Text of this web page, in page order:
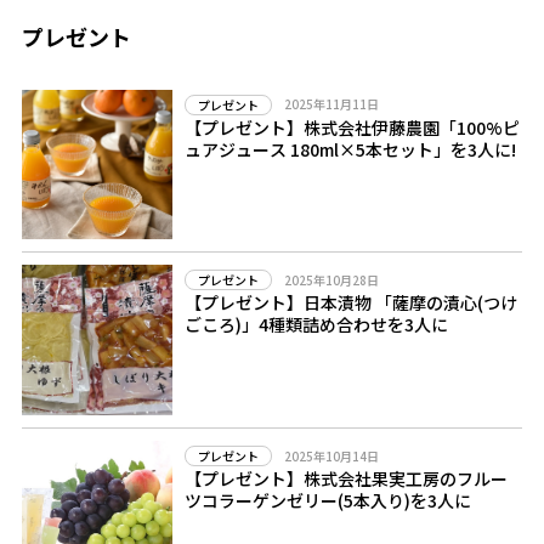
プレゼント
プレゼント 2025年11月11日
【プレゼント】株式会社伊藤農園「100%ピ
ュアジュース 180ml×5本セット」を3人に!
プレゼント 2025年10月28日
【プレゼント】日本漬物 「薩摩の漬心(つけ
ごころ)」4種類詰め合わせを3人に
プレゼント 2025年10月14日
【プレゼント】株式会社果実工房のフルー
ツコラーゲンゼリー(5本入り)を3人に